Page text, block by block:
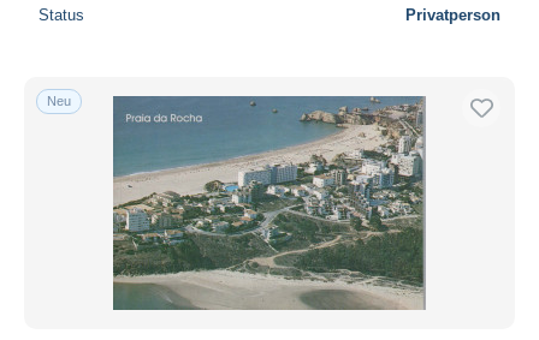
Status Privatperson
Neu